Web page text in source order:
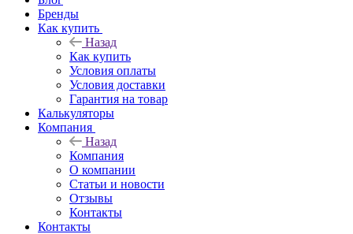
Бренды
Как купить
Назад
Как купить
Условия оплаты
Условия доставки
Гарантия на товар
Калькуляторы
Компания
Назад
Компания
О компании
Статьи и новости
Отзывы
Контакты
Контакты